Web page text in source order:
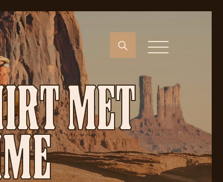
MET